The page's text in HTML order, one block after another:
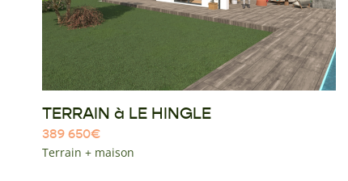
TERRAIN à LE HINGLE
389 650€
Terrain + maison